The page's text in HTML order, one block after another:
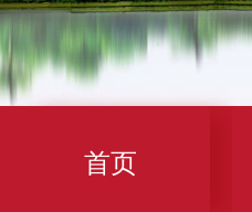
首页